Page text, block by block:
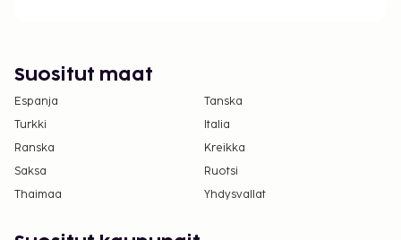
Suositut maat
Espanja
Tanska
Turkki
Italia
Ranska
Kreikka
Saksa
Ruotsi
Thaimaa
Yhdysvallat